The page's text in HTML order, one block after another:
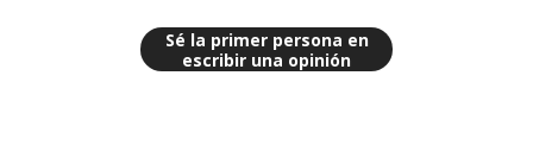
Sé la primer persona en
escribir una opinión